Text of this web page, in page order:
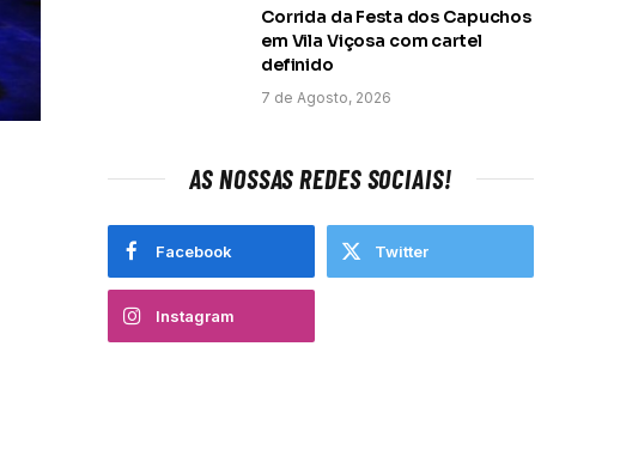
Corrida da Festa dos Capuchos
em Vila Viçosa com cartel
definido
7 de Agosto, 2026
AS NOSSAS REDES SOCIAIS!
Facebook Twitter
Instagram